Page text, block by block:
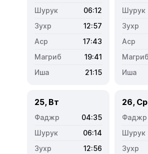
06:12
12:57
17:43
19:41
21:15
25, Вт
04:35
06:14
12:56
26, Ср